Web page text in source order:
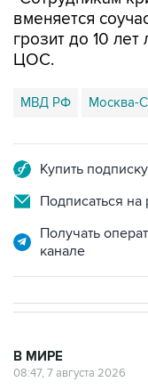
вменяется
грозит до 10
ЦОС.
МВД РФ Москва-
Купить
Подписаться на
Получать
канале
В МИРЕ
08:47, 7 августа 2026